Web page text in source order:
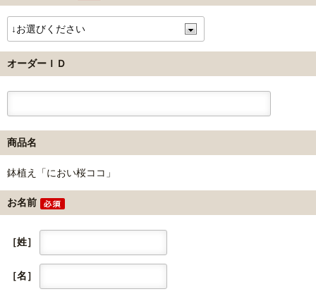
オーダーＩＤ
商品名
鉢植え「におい桜ココ」
お名前
［姓］
［名］